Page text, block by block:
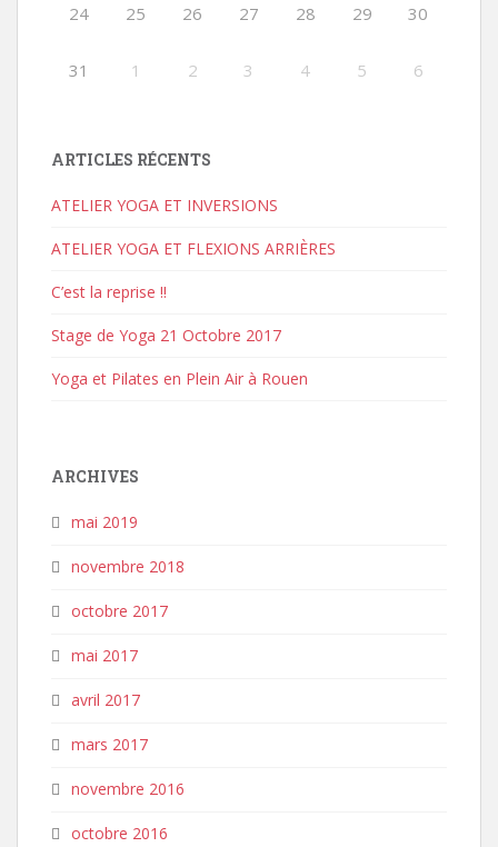
24 25 26 27 28 29 30
31 1 2 3 4 5 6
ARTICLES RÉCENTS
ATELIER YOGA ET INVERSIONS
ATELIER YOGA ET FLEXIONS ARRIÈRES
C’est la reprise !!
Stage de Yoga 21 Octobre 2017
Yoga et Pilates en Plein Air à Rouen
ARCHIVES
mai 2019
novembre 2018
octobre 2017
mai 2017
avril 2017
mars 2017
novembre 2016
octobre 2016